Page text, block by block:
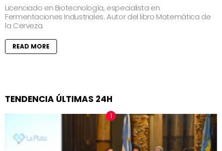
Licenciado en Biotecnología, especialista en
Fermentaciones Industriales. Autor del libro Matemática de
la Cerveza.
READ MORE
TENDENCIA ÚLTIMAS 24H